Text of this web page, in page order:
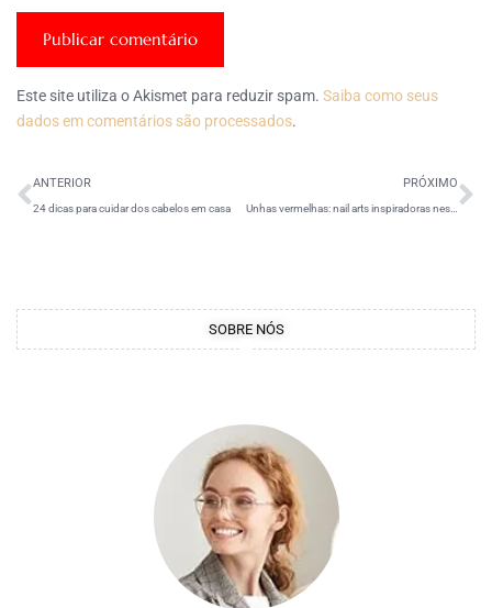
Este site utiliza o Akismet para reduzir spam. Saiba como seus
dados em comentários são processados.
ANTERIOR
24 dicas para cuidar dos cabelos em casa
PRÓXIMO
Unhas vermelhas: nail arts inspiradoras nesta cor que nunca saem de moda
SOBRE NÓS